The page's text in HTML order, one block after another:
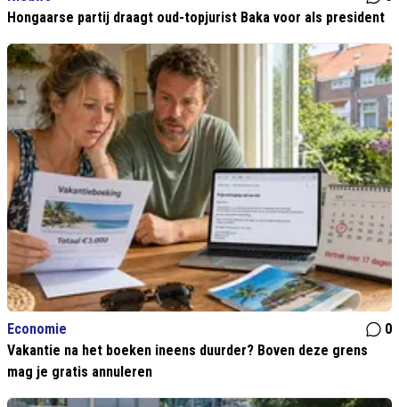
Hongaarse partij draagt oud-topjurist Baka voor als president
Economie
0
Vakantie na het boeken ineens duurder? Boven deze grens
mag je gratis annuleren